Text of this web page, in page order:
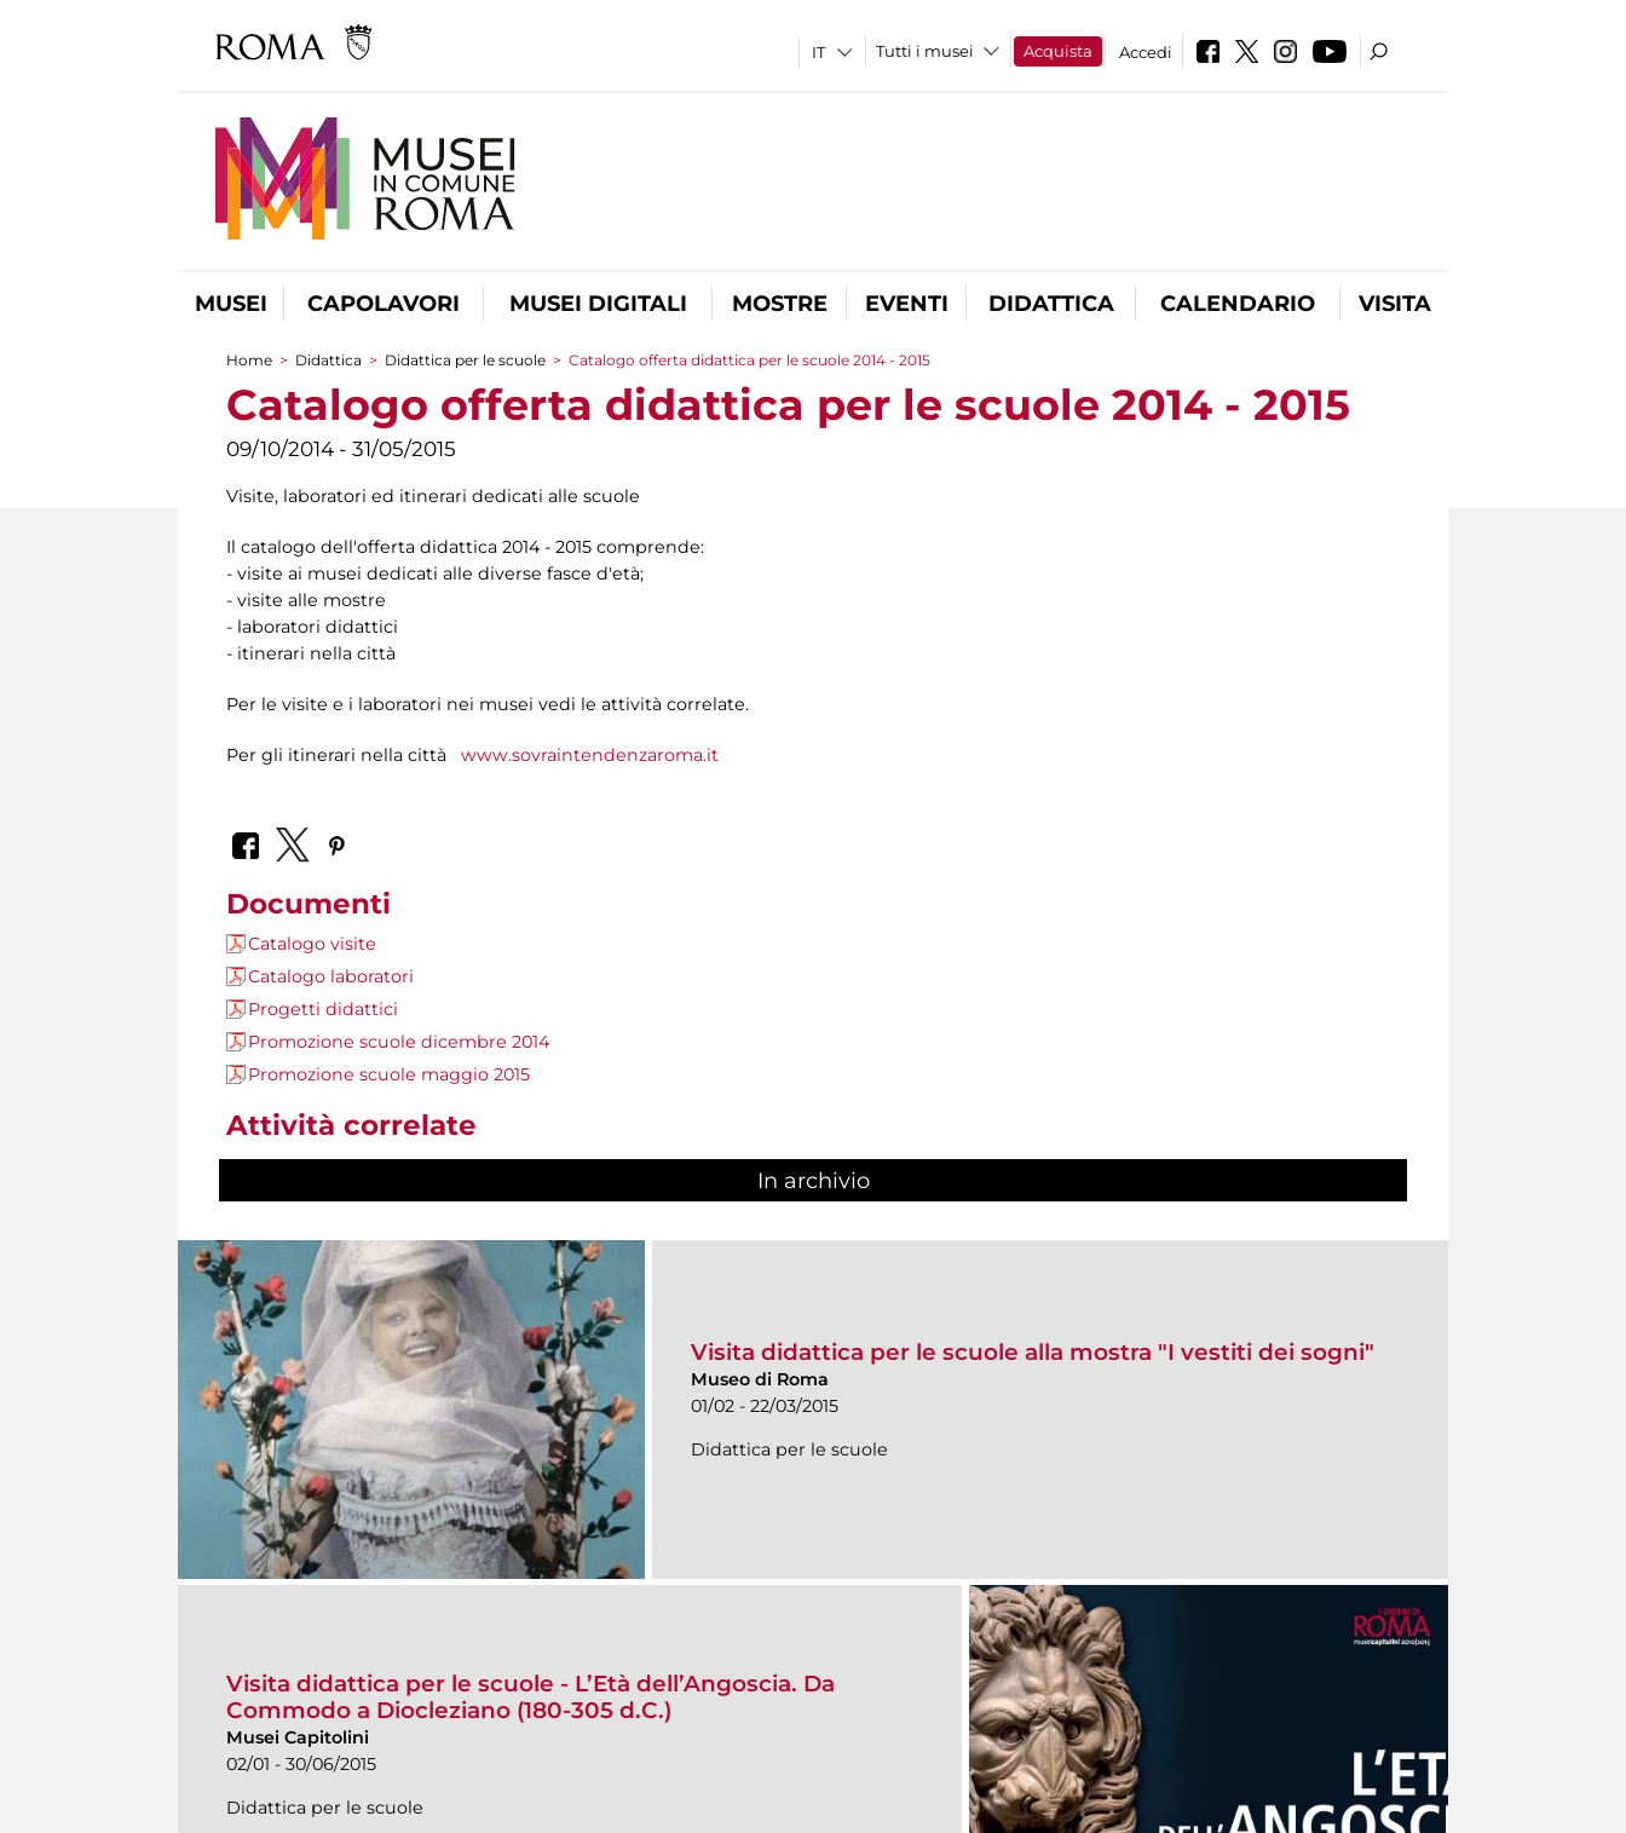
Tutti i musei Acquista Accedi
MUSEI CAPOLAVORI MUSEI DIGITALI MOSTRE EVENTI DIDATTICA CALENDARIO VISITA
Tu sei qui
Home > Didattica > Didattica per le scuole > Catalogo offerta didattica per le scuole 2014 - 2015
Catalogo offerta didattica per le scuole 2014 - 2015
09/10/2014 - 31/05/2015
Visite, laboratori ed itinerari dedicati alle scuole
Il catalogo dell'offerta didattica 2014 - 2015 comprende:
- visite ai musei dedicati alle diverse fasce d'età;
- visite alle mostre
- laboratori didattici
- itinerari nella città
Per le visite e i laboratori nei musei vedi le attività correlate.
Per gli itinerari nella città www.sovraintendenzaroma.it
Documenti
Catalogo visite
Catalogo laboratori
Progetti didattici
Promozione scuole dicembre 2014
Promozione scuole maggio 2015
Attività correlate
In archivio
Visita didattica per le scuole alla mostra "I vestiti dei sogni"
Museo di Roma
01/02 - 22/03/2015
Didattica per le scuole
Visita didattica per le scuole - L’Età dell’Angoscia. Da
Commodo a Diocleziano (180-305 d.C.)
Musei Capitolini
02/01 - 30/06/2015
Didattica per le scuole